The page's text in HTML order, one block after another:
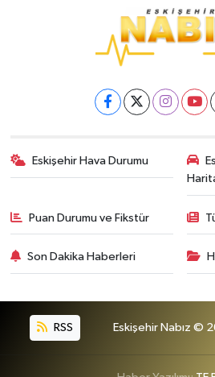
Eskişehir Hava Durumu
Puan Durumu ve Fikstür
Son Dakika Haberleri
RSS Eskişehir Nabız ©